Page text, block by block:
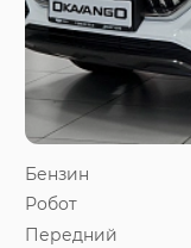
Бензин
Робот
Передний